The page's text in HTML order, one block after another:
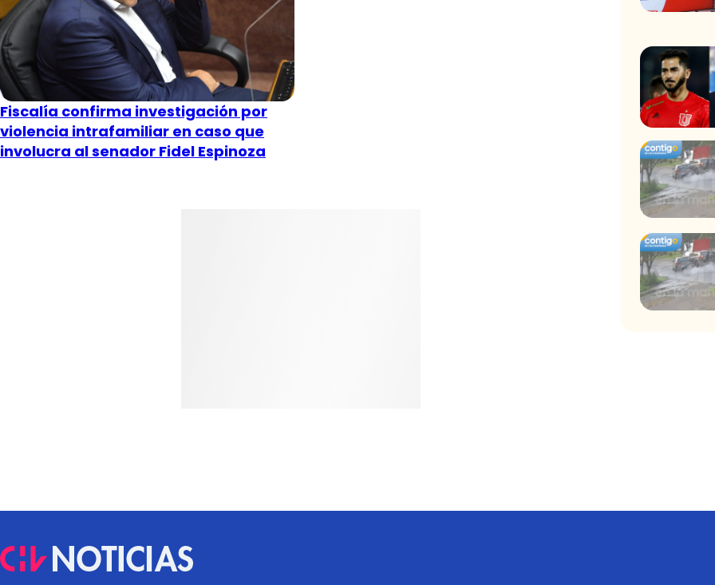
Fiscalía confirma investigación por
violencia intrafamiliar en caso que
involucra al senador Fidel Espinoza